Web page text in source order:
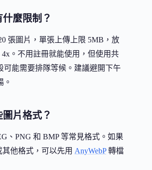
麼限制？
張圖片，單張上傳上限 5MB，放
。不用註冊就能使用，但使用共
可能需要排隊等候。建議避開下午
。
片格式？
、PNG 和 BMP 等常見格式。如果
其他格式，可以先用 AnyWebP轉檔